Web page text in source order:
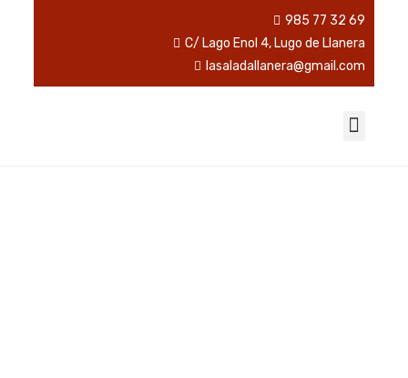
985 77 32 69
C/ Lago Enol 4, Lugo de Llanera
lasaladallanera@gmail.com